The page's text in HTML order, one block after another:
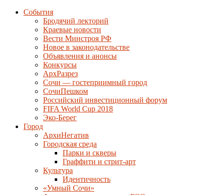
События
Бродячий лекторий
Краевые новости
Вести Минстроя РФ
Новое в законодательстве
Объявления и анонсы
Конкурсы
АрхРазрез
Сочи — гостеприимный город
СочиПешком
Российский инвестиционный форум
FIFA World Cup 2018
Эко-Берег
Город
АрхиНегатив
Городская среда
Парки и скверы
Граффити и стрит-арт
Культура
Идентичность
«Умный Сочи»